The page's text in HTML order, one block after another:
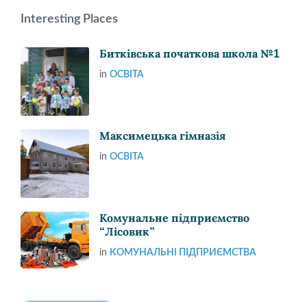
Interesting Places
Битківська початкова школа №1
in ОСВІТА
Максимецька гімназія
in ОСВІТА
Комунальне підприємство
“Лісовик”
in КОМУНАЛЬНІ ПІДПРИЄМСТВА